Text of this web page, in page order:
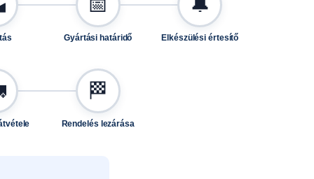
📅
Gyártási határidő
🔔
Elkészülési értesítő
🏁
Rendelés lezárása